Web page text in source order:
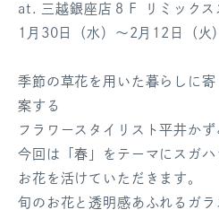
ポイン
at. 三越銀座店８Ｆ リミックス
1月30日（水）～2月12日（火）
季節の草花を用いた暮らしに
案する
フラワースタイリスト平井かず
今回は「春」をテーマにスガ
お花を活けていただきます。
旬のお花と透明感あふれるガ